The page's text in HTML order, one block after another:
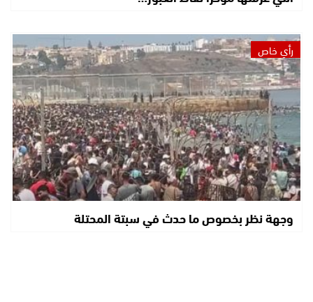
رأي خاص
وجهة نظر بخصوص ما حدث في سبتة المحتلة